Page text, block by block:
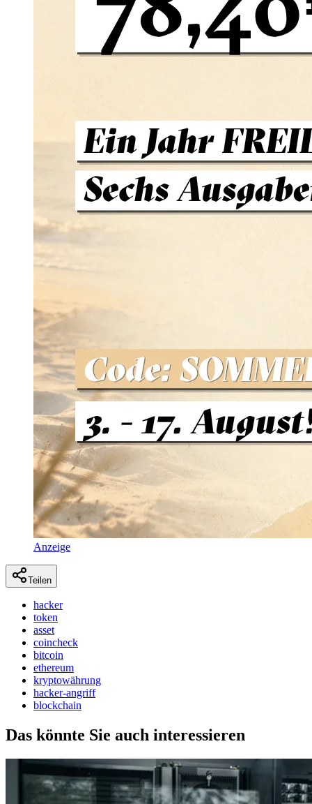
Anzeige
Teilen
hacker
token
asset
coincheck
bitcoin
ethereum
kryptowährung
hacker-angriff
blockchain
Das könnte Sie auch interessieren